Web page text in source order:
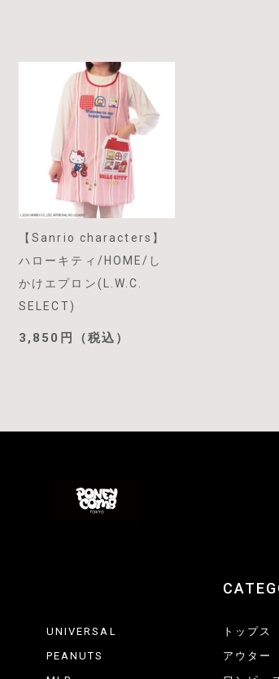
【Sanrio characters】
ハローキティ/HOME/し
かけエプロン(L.W.C.
SELECT)
3,850円（税込）
UNIVERSAL
PEANUTS
トップス
アウター